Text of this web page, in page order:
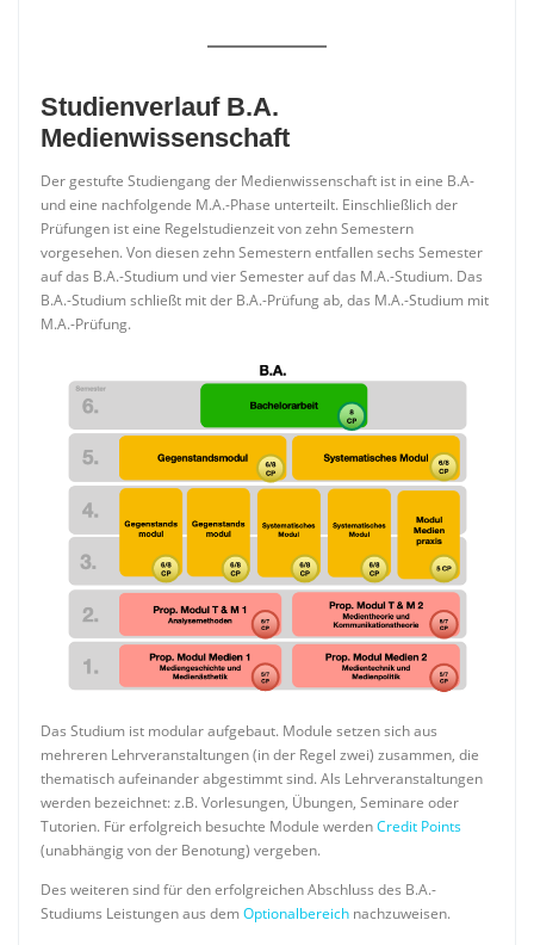
Studienverlauf B.A.
Medienwissenschaft
Der gestufte Studiengang der Medienwissenschaft ist in eine B.A-
und eine nachfolgende M.A.-Phase unterteilt. Einschließlich der
Prüfungen ist eine Regelstudienzeit von zehn Semestern
vorgesehen. Von diesen zehn Semestern entfallen sechs Semester
auf das B.A.-Studium und vier Semester auf das M.A.-Studium. Das
B.A.-Studium schließt mit der B.A.-Prüfung ab, das M.A.-Studium mit
M.A.-Prüfung.
Das Studium ist modular aufgebaut. Module setzen sich aus
mehreren Lehrveranstaltungen (in der Regel zwei) zusammen, die
thematisch aufeinander abgestimmt sind. Als Lehrveranstaltungen
werden bezeichnet: z.B. Vorlesungen, Übungen, Seminare oder
Tutorien. Für erfolgreich besuchte Module werdenCredit Points
(unabhängig von der Benotung) vergeben.
Des weiteren sind für den erfolgreichen Abschluss des B.A.-
Studiums Leistungen aus demOptionalbereich nachzuweisen.